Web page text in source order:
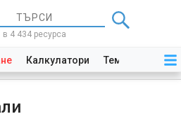
в 4 434 ресурса
Калкулатори Теми Закони